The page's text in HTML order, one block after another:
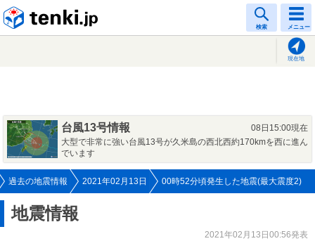
検索 メニュー
現在地
台風13号情報
08日15:00現在
大型で非常に強い台風13号が久米島の西北西約170kmを西に進ん
でいます
過去の地震情報 2021年02月13日 00時52分頃発生した地震(最大震度2)
地震情報
2021年02月13日00:56発表